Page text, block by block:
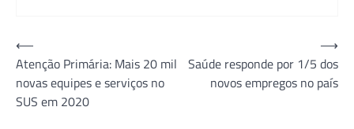
Navegação
de
Post
⟵
Atenção Primária: Mais 20 mil
novas equipes e serviços no
SUS em 2020
Saúde responde por 1/5 dos
novos empregos no país
⟶